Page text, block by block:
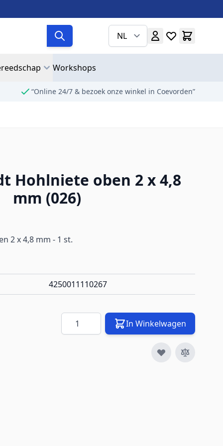
NL
Workshops
“Online 24/7 & bezoek onze winkel in Coevorden”
Hohlniete oben 2 x 4,8
mm (026)
2 x 4,8 mm - 1 st.
4250011110267
Aantal In Winkelwagen